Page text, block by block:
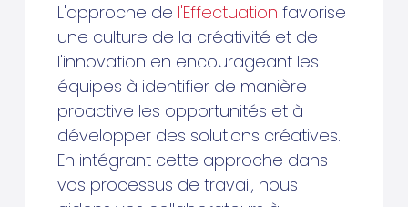
L'approche de l'Effectuation favorise
une culture de la créativité et de
l'innovation en encourageant les
équipes à identifier de manière
proactive les opportunités et à
développer des solutions créatives.
En intégrant cette approche dans
vos processus de travail, nous